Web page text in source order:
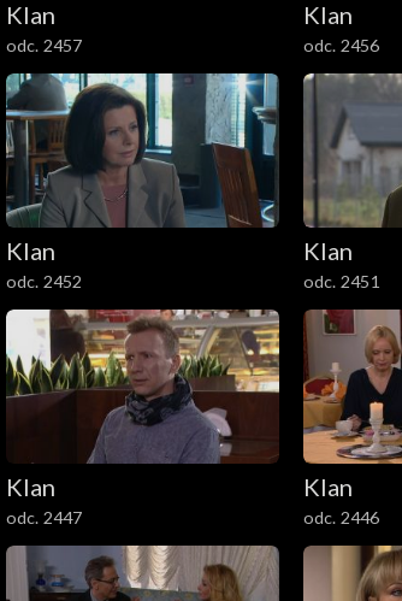
Klan
odc. 2457
Klan
odc. 2456
Klan
odc. 2452
Klan
odc. 2451
Klan
odc. 2447
Klan
odc. 2446